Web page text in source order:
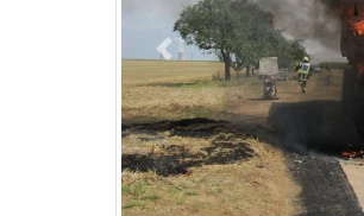
Previous